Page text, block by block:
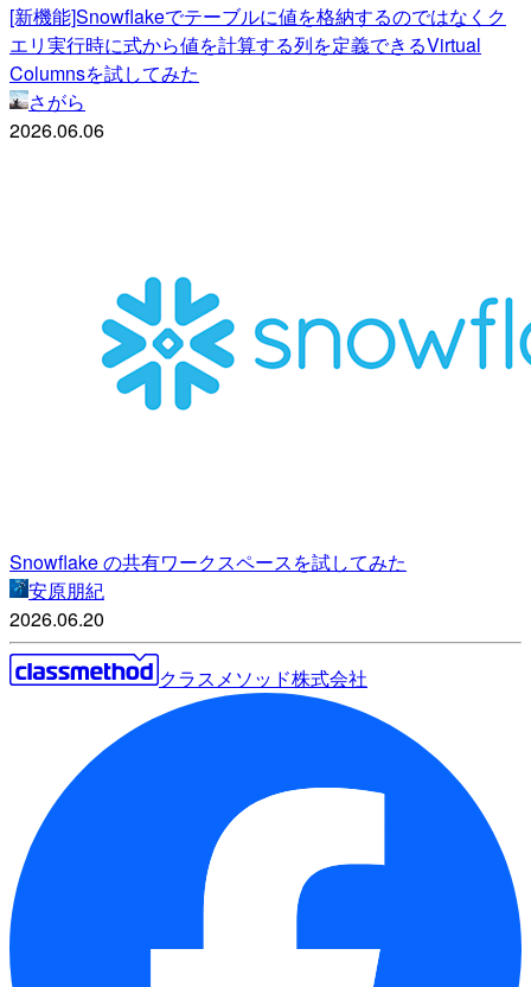
[新機能]Snowflakeでテーブルに値を格納するのではなくク
エリ実行時に式から値を計算する列を定義できるVirtual
Columnsを試してみた
さがら
2026.06.06
Snowflake の共有ワークスペースを試してみた
安原朋紀
2026.06.20
クラスメソッド株式会社